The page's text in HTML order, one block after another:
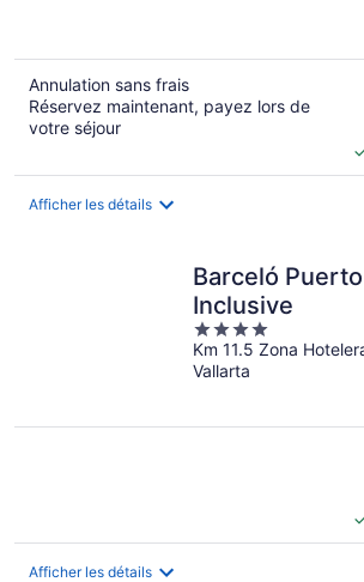
Annulation sans frais
Réservez maintenant, payez lors de
votre séjour
Afficher les détails
Barceló
Inclusive
4
out
of
Km 11.5 Zona
Vallarta
Afficher les détails